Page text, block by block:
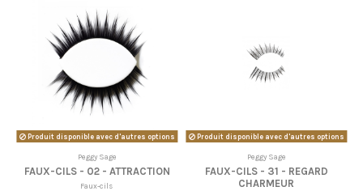
Produit disponible avec d'autres options
Peggy Sage
FAUX-CILS - 02 - ATTRACTION
Faux-cils
Produit disponible avec d'autres options
Peggy Sage
FAUX-CILS - 31 - REGARD
CHARMEUR